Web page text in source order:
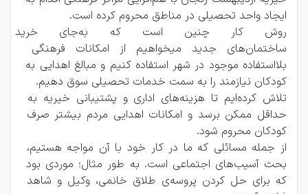
ایجاد واحد تحصیلی در مناطق محروم کرده است.
روش کار چنین است که
ساختمان‌های جدید میخواهیم از امکانات فرهنگی
بلااستفاده موجود در شهر استفاده کنیم و مبالغ اهدایی به
کودکان نیازمند را به سمت خدمات تحصیلی سوق دهیم.
تلاش کرده‌ایم تا هزینه‌های اداری و پشتیبانی خیریه به
حداقل ممکن برسد و امکانات اهدایی مردم بیشتر صرف
کودکان محروم شود.
از جمله مسائلی که ما در کار خود با آن مواجه هستیم‌،
بحث آسیب‌های اجتماعی است. به طور مثال؛ موردی بود
که برای حل کردن پروسه‌ی طلاق خانمی، وکیل و شاهد